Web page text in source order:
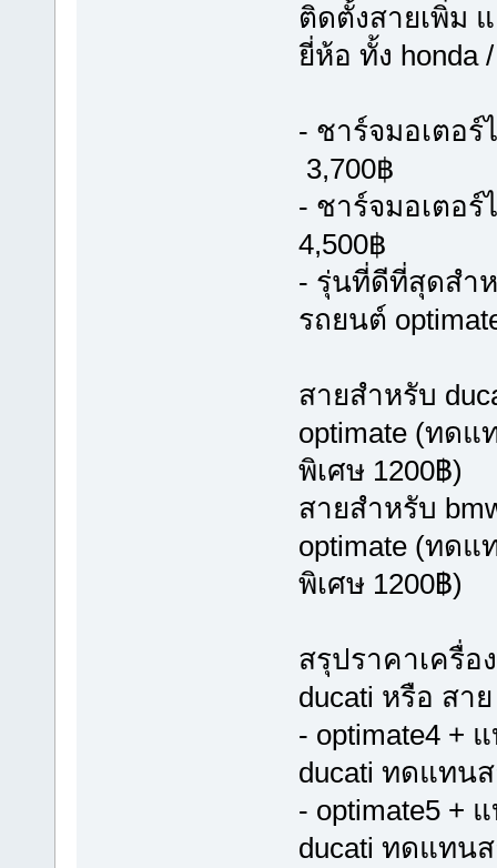
ติดตั้งสายเพิ่ม
ยี่ห้อ ทั้ง honda
- ชาร์จมอเตอร์
3,700฿
- ชาร์จมอเตอ
4,500฿
- รุ่นที่ดีที่สุดสำ
รถยนต์
สายสำหรับ
optimate (ทดแ
พิเศษ 1200฿)
สายสำหรับ
optimate (ทดแ
พิเศษ 1200฿)
สรุปราคาเครื่อ
ducati หรือ สา
- optimate4 +
ducati ทดแทน
- optimate5 +
ducati ทดแทน